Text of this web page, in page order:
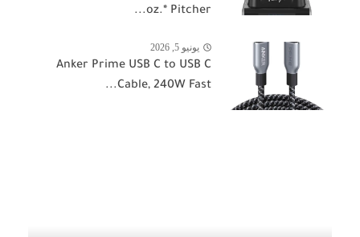
oz.* Pitcher...
يونيو 5, 2026
Anker Prime USB C to USB C
Cable, 240W Fast...